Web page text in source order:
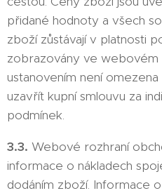
přidané hodnoty a všech
zboží zůstávají v platnosti
zobrazovány ve webovém
ustanovením není
uzavřít kupní smlouvu za
podmínek.
3.3. Webové rozhraní
informace o nákladech
dodáním zboží. Informace